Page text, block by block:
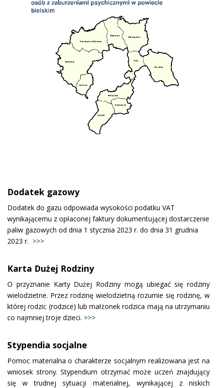
Dodatek gazowy
Dodatek do gazu odpowiada wysokości podatku VAT
wynikającemu z opłaconej faktury dokumentującej dostarczenie
paliw gazowych od dnia 1 stycznia 2023 r. do dnia 31 grudnia
2023 r. >>>
Karta Dużej Rodziny
O przyznanie Karty Dużej Rodziny mogą ubiegać się rodziny
wielodzietne. Przez rodzinę wielodzietną rozumie się rodzinę, w
której rodzic (rodzice) lub małżonek rodzica mają na utrzymaniu
co najmniej troje dzieci. >>>
Stypendia socjalne
Pomoc materialna o charakterze socjalnym realizowana jest na
wniosek strony. Stypendium otrzymać może uczeń znajdujący
się w trudnej sytuacji materialnej, wynikającej z niskich